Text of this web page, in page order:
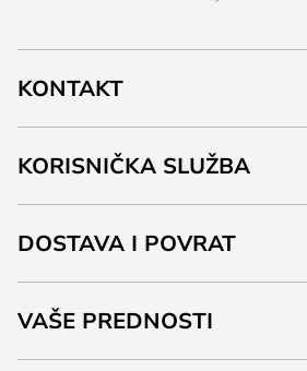
KONTAKT
KORISNIČKA SLUŽBA
DOSTAVA I POVRAT
VAŠE PREDNOSTI